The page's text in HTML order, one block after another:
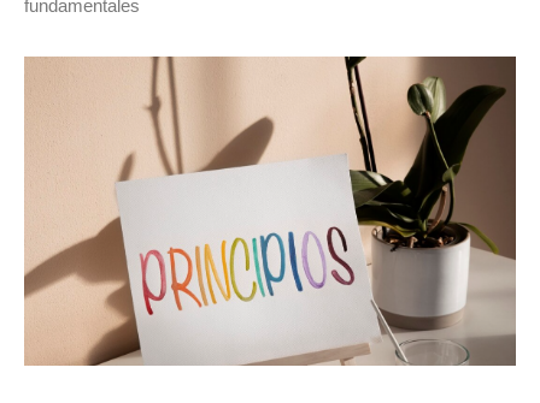
fundamentales